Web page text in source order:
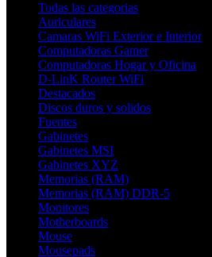
Todas las categorias
Auriculares
Camaras WiFi Exterior e Interior
Computadoras Gamer
Computadoras Hogar y Oficina
D-LinK Router WiFi
Destacados
Discos duros y solidos
Fuentes
Gabinetes
Gabinetes MSI
Gabinetes XYZ
Memorias (RAM)
Memorias (RAM) DDR-5
Monitores
Motherboards
Mouse
Mousepads